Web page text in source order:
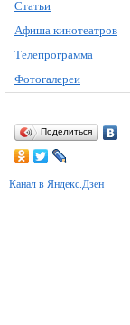
Статьи
Афиша кинотеатров
Телепрограмма
Фотогалереи
Поделиться
Канал в Яндекс.Дзен